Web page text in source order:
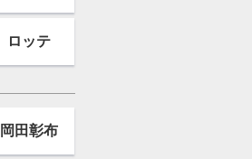
ロッテ
岡田彰布